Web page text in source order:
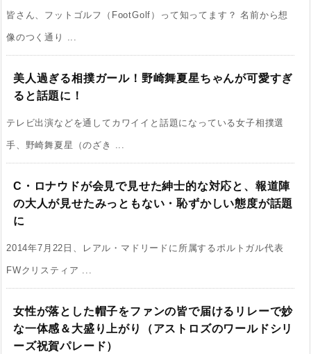
皆さん、フットゴルフ（FootGolf）って知ってます？ 名前から想
像のつく通り ...
美人過ぎる相撲ガール！野崎舞夏星ちゃんが可愛すぎ
ると話題に！
テレビ出演などを通してカワイイと話題になっている女子相撲選
手、野崎舞夏星（のざき ...
C・ロナウドが会見で見せた紳士的な対応と、報道陣
の大人が見せたみっともない・恥ずかしい態度が話題
に
2014年7月22日、レアル・マドリードに所属するポルトガル代表
FWクリスティア ...
女性が落とした帽子をファンの皆で届けるリレーで妙
な一体感＆大盛り上がり（アストロズのワールドシリ
ーズ祝賀パレード）